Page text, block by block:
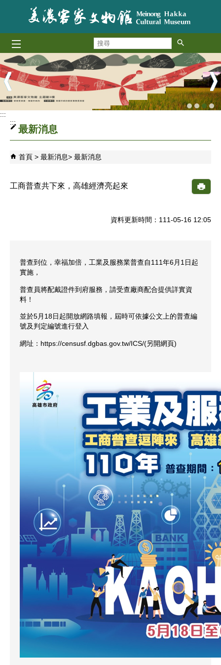
跳到主要內容區塊
播放中
:::
:::
最新消息
首頁 最新消息 最新消息
工商普查共下來，高雄經濟亮起來
資料更新時間：111-05-16 12:05
普查到位，幸福加倍，工業及服務業普查自111年6月1日起
實施，
普查員將配戴證件到府服務，請受查廠商配合提供詳實資
料！
並於5月18日起開放網路填報，屆時可依據公文上的普查編
號及判定編號進行登入
網址：https://censusf.dgbas.gov.tw/ICS/(另開網頁)